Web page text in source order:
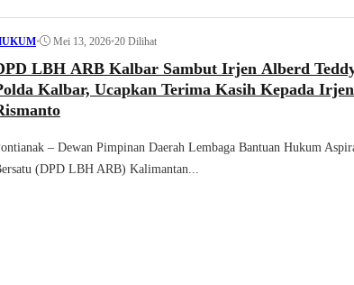
• Mei 13, 2026•20 Dilihat
LBH ARB Kalbar Sambut Irjen Alberd
Kalbar, Ucapkan Terima Kasih Kepada
– Dewan Pimpinan Daerah Lembaga Bantuan Hukum
(DPD LBH ARB) Kalimantan...